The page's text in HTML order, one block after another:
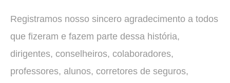
Registramos nosso sincero agradecimento a todos
que fizeram e fazem parte dessa história,
dirigentes, conselheiros, colaboradores,
professores, alunos, corretores de seguros,